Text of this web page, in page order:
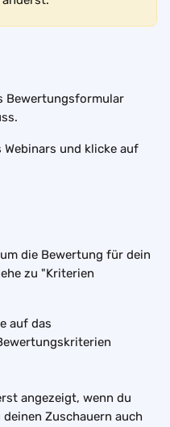
Bewertungsformular
Webinars und klicke auf
die Bewertung für dein
zu "Kriterien
auf das
angezeigt, wenn du
deinen Zuschauern auch